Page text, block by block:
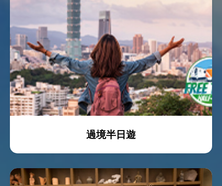
過境半日遊